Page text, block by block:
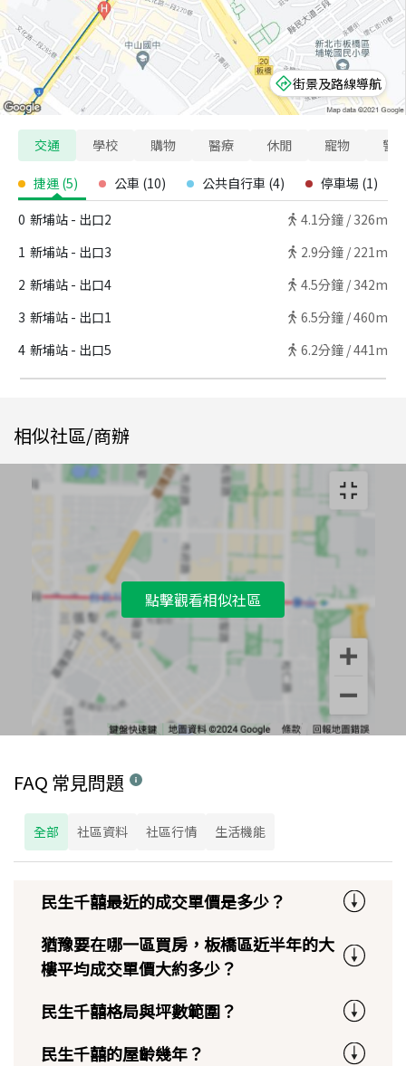
街景及路線導航
交通 學校 購物 醫療 休閒 寵物 警
捷運 (5) 公車 (10) 公共自行車 (4) 停車場 (1)
0 新埔站 - 出口2 4.1分鐘 / 326m
1 新埔站 - 出口3 2.9分鐘 / 221m
2 新埔站 - 出口4 4.5分鐘 / 342m
3 新埔站 - 出口1 6.5分鐘 /460m
4 新埔站 - 出口5 6.2分鐘 /441m
相似社區/商辦
點擊觀看相似社區
FAQ 常見問題
全部 社區資料 社區行情 生活機能
民生千囍最近的成交單價是多少？
猶豫要在哪一區買房，板橋區近半年的大
樓平均成交單價大約多少？
民生千囍格局與坪數範圍？
民生千囍的屋齡幾年？